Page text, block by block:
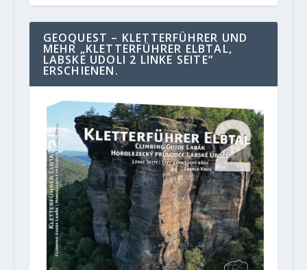
GEOQUEST – KLETTERFÜHRER UND
MEHR „KLETTERFÜHRER ELBTAL,
LABSKE UDOLI 2 LINKE SEITE“
ERSCHIENEN.